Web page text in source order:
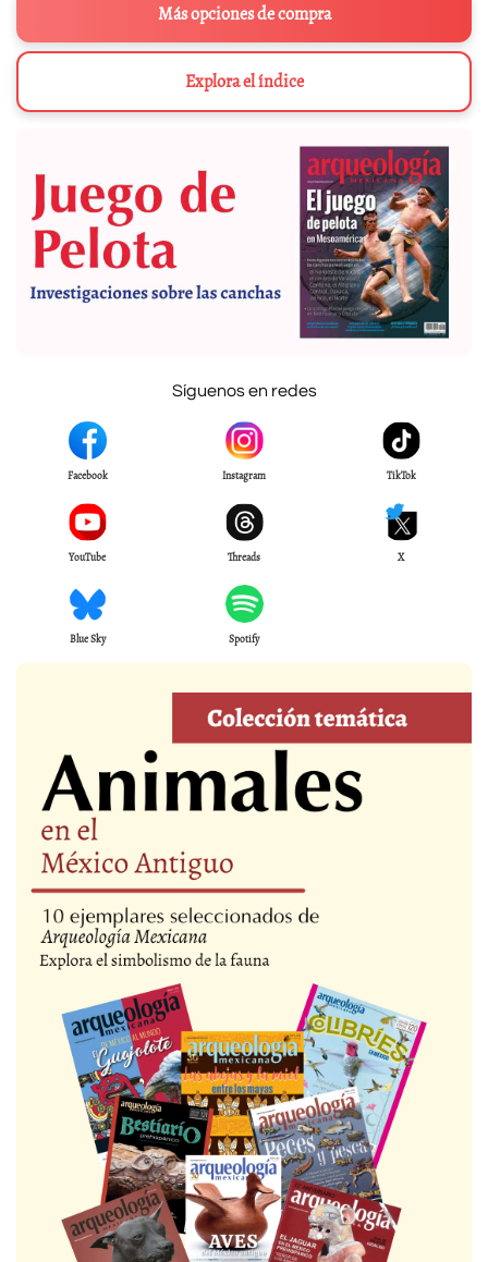
Más opciones de compra
Explora el índice
Síguenos en redes
Facebook Instagram TikTok
YouTube Threads X
Blue Sky Spotify